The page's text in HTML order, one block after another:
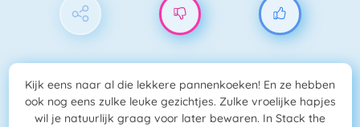
Kijk eens naar al die lekkere pannenkoeken! En ze hebben
ook nog eens zulke leuke gezichtjes. Zulke vroelijke hapjes
wil je natuurlijk graag voor later bewaren. In Stack the